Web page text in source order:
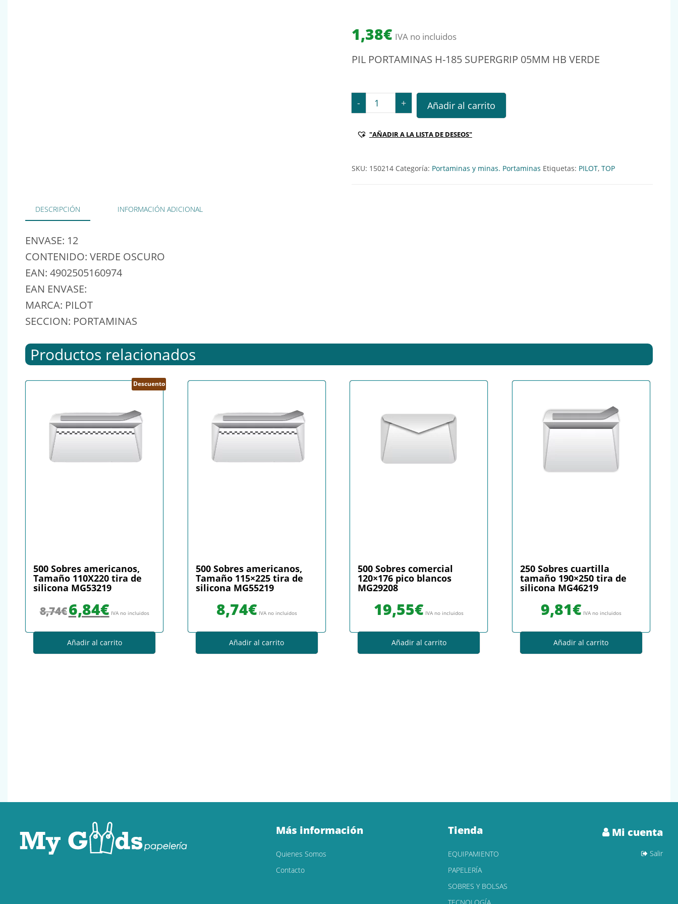
1,38€ IVA no incluidos
PIL PORTAMINAS H-185 SUPERGRIP 05MM HB VERDE
- PIL PORTAMINAS H-185 SUPERGRIP 05MM HB VERDE Ref.: 150214 cantidad
+ Añadir al carrito
"AÑADIR A LA LISTA DE DESEOS"
SKU: 150214 Categoría: Portaminas y minas. Portaminas Etiquetas: PILOT, TOP
DESCRIPCIÓN INFORMACIÓN ADICIONAL
ENVASE: 12
CONTENIDO: VERDE OSCURO
EAN: 4902505160974
EAN ENVASE:
MARCA: PILOT
SECCION: PORTAMINAS
Productos relacionados
Descuento
500 Sobres americanos,
Tamaño 110X220 tira de
silicona MG53219
8,74€6,84€ IVA no incluidos
Añadir al carrito
500 Sobres americanos,
Tamaño 115×225 tira de
silicona MG55219
8,74€ IVA no incluidos
Añadir al carrito
500 Sobres comercial
120×176 pico blancos
MG29208
19,55€ IVA no incluidos
Añadir al carrito
250 Sobres cuartilla
tamaño 190×250 tira de
silicona MG46219
9,81€ IVA no incluidos
Añadir al carrito
Más información
Quienes Somos
Contacto
Tienda
EQUIPAMIENTO
PAPELERÍA
SOBRES Y BOLSAS
Mi cuenta
Salir